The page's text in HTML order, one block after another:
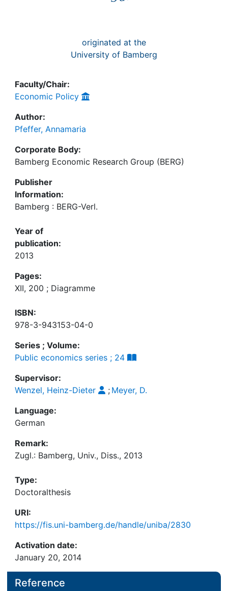
originated at the
University of Bamberg
Faculty/Chair:
Economic Policy
Author:
Pfeffer, Annamaria
Corporate Body:
Bamberg Economic Research Group (BERG)
Publisher
Information:
Bamberg : BERG-Verl.
Year of
publication:
2013
Pages:
XII, 200 ; Diagramme
ISBN:
978-3-943153-04-0
Series ; Volume:
Public economics series ; 24
Supervisor:
Wenzel, Heinz-Dieter
; Meyer, D.
Language:
German
Remark:
Zugl.: Bamberg, Univ., Diss., 2013
Type:
Doctoralthesis
URI:
https://fis.uni-bamberg.de/handle/uniba/2830
Activation date:
January 20, 2014
Reference